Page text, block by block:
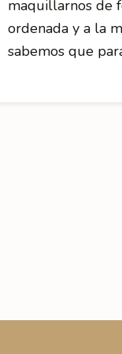
maquillarnos de
ordenada y a la
sabemos que